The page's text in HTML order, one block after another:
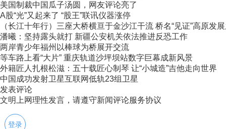
美国制裁中国瓜子汤圆，网友评论亮了
A股“光”又起来了 “股王”联讯仪器涨停
（长江十年行）三座大桥横亘于金沙江干流 桥名“见证”高原发
潘曦：坚持露头就打 新疆公安机关依法推进反恐工作
两岸青少年福州以棒球为桥展开交流
等车路上看“大片” 重庆轨道沙坪坝站数字巨幕成新风景
外籍匠人扎根松滋：五十载匠心制琴 让“小城造”吉他走向世界
中国成功发射卫星互联网低轨23组卫星
发表评论
文明上网理性发言，请遵守新闻评论服务协议
登录